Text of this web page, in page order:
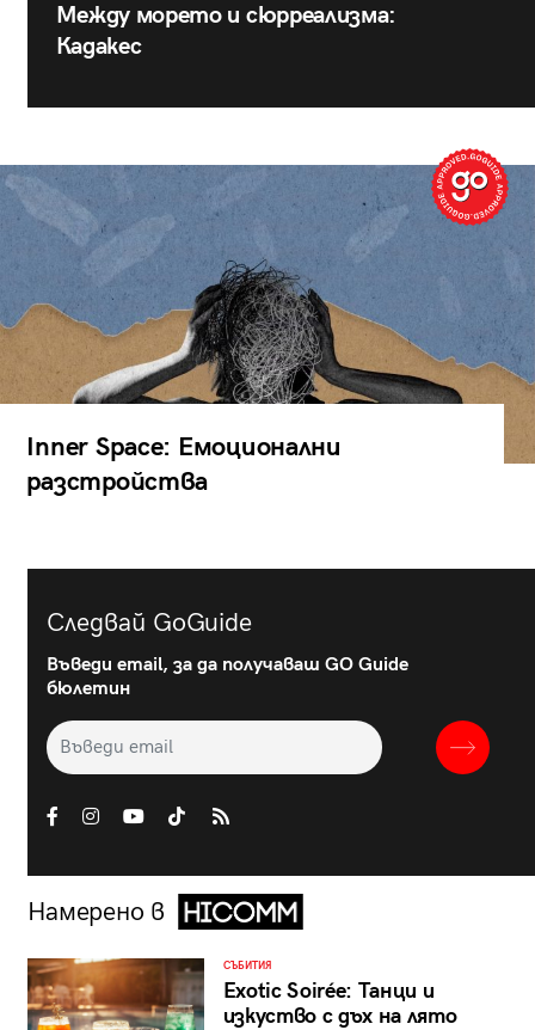
Между морето и сюрреализма:
Кадакес
Inner Space: Емоционални
разстройства
Следвай GoGuide
Въведи email, за да получаваш GO Guide
бюлетин
Намерено в
СЪБИТИЯ
Exotic Soirée: Танци и
изкуство с дъх на лято